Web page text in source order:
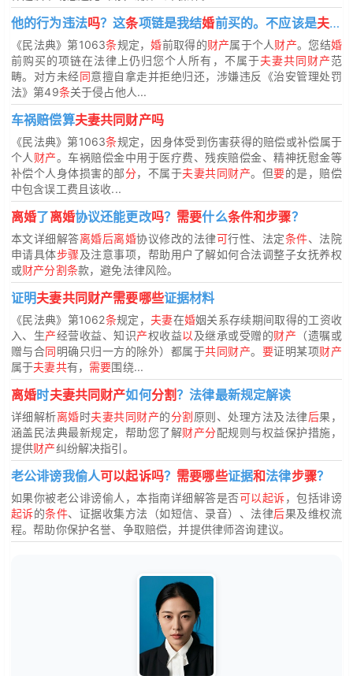
他的行为违法吗？这条项链是我结婚前买的。不应该是夫妻共同财产吗
《民法典》第1063条规定，婚前取得的财产属于个人财产。您结婚
前购买的项链在法律上仍归您个人所有，不属于夫妻共同财产范
畴。对方未经同意擅自拿走并拒绝归还，涉嫌违反《治安管理处罚
法》第49条关于侵占他人...
车祸赔偿算夫妻共同财产吗
《民法典》第1063条规定，因身体受到伤害获得的赔偿或补偿属于
个人 财产。车祸赔偿金中用于医疗费、残疾赔偿金、精神抚慰金等
补偿个人身体损害的部分，不属于夫妻共同财产。但要的是，赔偿
中包含误工费且该收...
离婚了离婚协议还能更改吗？ 需要什么条件和步骤？
本文详细解答离婚后离婚协议修改的法律可行性、法定条件、法院
申请具体步骤及注意事项，帮助用户了解如何合法调整子女抚养权
或财产分割条款，避免法律风险。
证明夫妻共同财产需要哪些证据材料
《民法典》第1062条规定， 夫妻在婚姻关系存续期间取得的工资收
入、生产经营收益、知识产权收益以 及继承或受赠的财产 （遗嘱或
赠与合同明确只归一方的除外）都属于共同财产。 要证明某项财产
属于夫妻共有， 需要围绕...
离婚时夫妻共同财产如何分割？法律最新规定解读
详细解析离婚时夫妻共同财产的分割原则、处理方法及法律后果，
涵盖民法典最新规定，帮助您了解财产分配规则与权益保护措施，
提供财产纠纷解决指引。
老公诽谤我偷人可以起诉吗？ 需要哪些证据和法律步骤？
如果你被老公诽谤偷人，本指南详细解答是否可以起诉，包括诽谤
起诉的条件、证据收集方法（如短信、录音）、法律后果及维权流
程。帮助你保护名誉、争取赔偿，并提供律师咨询建议。